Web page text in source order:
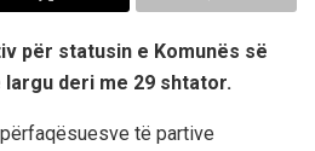
për statusin e Komunës së
deri me 29 shtator.
të partive